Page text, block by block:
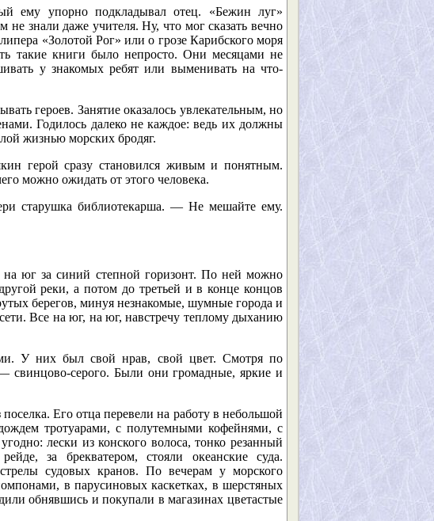
ему упорно подкладывал отец. «Бежин луг»
знали даже учителя. Ну, что мог сказать вечно
«Золотой Рог» или о грозе Карибского моря
такие книги было непросто. Они месяцами не
у знакомых ребят или выменивать на что-
героев. Занятие оказалось увлекательным, но
Годилось далеко не каждое: ведь их должны
жизнью морских бродяг.
герой сразу становился живым и понятным.
можно ожидать от этого человека.
старушка библиотекарша. — Не мешайте ему.
на юг за синий степной горизонт. По ней можно
реки, а потом до третьей и в конце концов
берегов, минуя незнакомые, шумные города и
Все на юг, на юг, навстречу теплому дыханию
У них был свой нрав, свой цвет. Смотря по
свинцово-серого. Были они громадные, яркие и
Его отца перевели на работу в небольшой
тротуарами, с полутемными кофейнями, с
лески из конского волоса, тонко резанный
за брекватером, стояли океанские суда.
судовых кранов. По вечерам у морского
в парусиновых каскетках, в шерстяных
обнявшись и покупали в магазинах цветастые